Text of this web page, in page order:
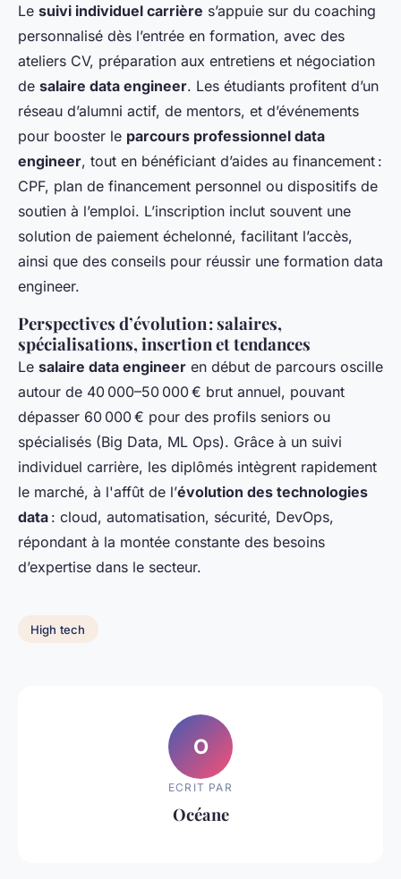
Le suivi individuel carrière s’appuie sur du coaching
personnalisé dès l’entrée en formation, avec des
ateliers CV, préparation aux entretiens et négociation
de salaire data engineer. Les étudiants profitent d’un
réseau d’alumni actif, de mentors, et d’événements
pour booster le parcours professionnel data
engineer, tout en bénéficiant d’aides au financement :
CPF, plan de financement personnel ou dispositifs de
soutien à l’emploi. L’inscription inclut souvent une
solution de paiement échelonné, facilitant l’accès,
ainsi que des conseils pour réussir une formation data
engineer.
Perspectives d’évolution : salaires,
spécialisations, insertion et tendances
Le salaire data engineer en début de parcours oscille
autour de 40 000–50 000 € brut annuel, pouvant
dépasser 60 000 € pour des profils seniors ou
spécialisés (Big Data, ML Ops). Grâce à un suivi
individuel carrière, les diplômés intègrent rapidement
le marché, à l'affût de l’évolution des technologies
data : cloud, automatisation, sécurité, DevOps,
répondant à la montée constante des besoins
d’expertise dans le secteur.
High tech
O
ECRIT PAR
Océane